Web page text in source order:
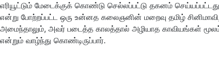
எரியூட்டும் மேடைக்குக் கொண்டு செல்லப்பட்டு தகனம்
என்று போற்றப்பட்ட ஒரு உன்னத கலைஞனின் மறைவு தமிழ்
அமைந்தாலும், அவர் படைத்த காலத்தால் அழியாத காவியங்கள்
என்றும் வாழ்ந்து கொண்டிருப்பார்.